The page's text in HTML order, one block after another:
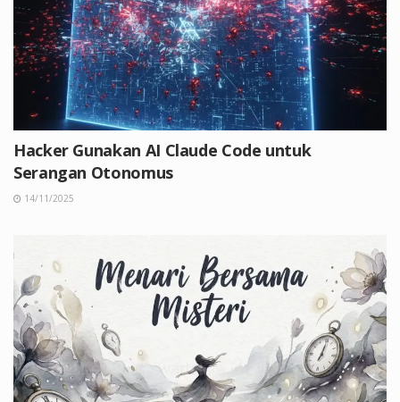
Hacker Gunakan AI Claude Code untuk
Serangan Otonomus
14/11/2025